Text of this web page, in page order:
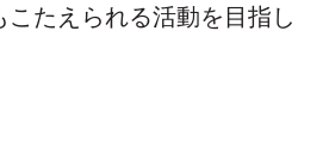
たえられる活動を目指し